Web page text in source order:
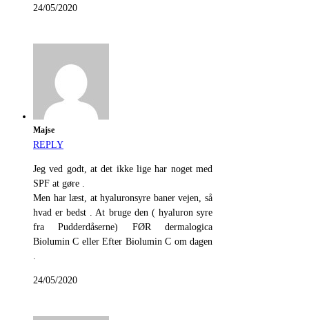
24/05/2020
Majse
REPLY
Jeg ved godt, at det ikke lige har noget med
SPF at gøre .
Men har læst, at hyaluronsyre baner vejen, så
hvad er bedst . At bruge den ( hyaluron syre
fra Pudderdåserne) FØR dermalogica
Biolumin C eller Efter Biolumin C om dagen
.
24/05/2020